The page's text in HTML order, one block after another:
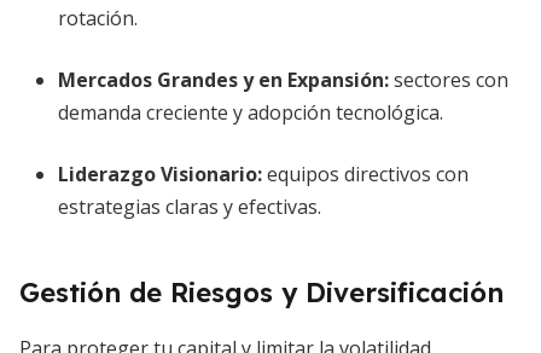
rotación.
Mercados Grandes y en Expansión:sectores con
demanda creciente y adopción tecnológica.
Liderazgo Visionario:equipos directivos con
estrategias claras y efectivas.
Gestión de Riesgos y Diversificación